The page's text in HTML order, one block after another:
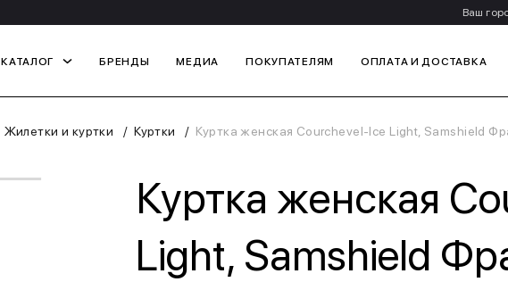
Ваш
КАТАЛОГ БРЕНДЫ МЕДИА ПОКУПАТЕЛЯМ ОПЛАТА И ДОСТАВКА
Жилетки и куртки Куртки Куртка женская Courchevel-Ice Light, Samshield
Куртка женская
Light, Samshield